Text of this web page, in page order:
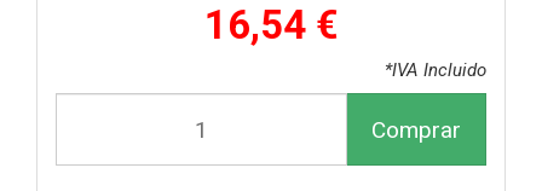
16,54 €
*IVA Incluido
Comprar